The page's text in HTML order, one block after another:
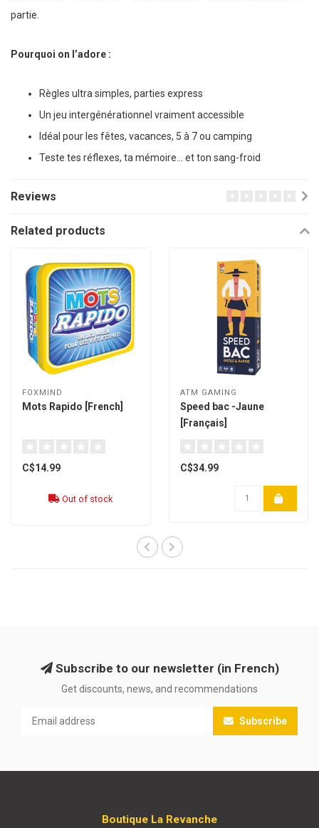
partie.
Pourquoi on l’adore :
Règles ultra simples, parties express
Un jeu intergénérationnel vraiment accessible
Idéal pour les fêtes, vacances, 5 à 7 ou camping
Teste tes réflexes, ta mémoire… et ton sang-froid
Reviews
Related products
FOXMIND
Mots Rapido [French]
C$14.99
Out of stock
ATM GAMING
Speed bac -Jaune
[Français]
C$34.99
Subscribe to our newsletter (in French)
Get discounts, news, and recommendations
Subscribe
Boutique La Revanche